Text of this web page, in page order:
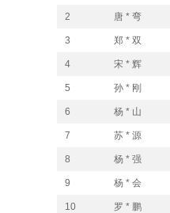
2 唐 * 弯
3 郑 * 双
4 宋 * 辉
5 孙 * 刚
6 杨 * 山
7 苏 * 源
8 杨 * 强
9 杨 * 会
10 罗 * 鹏